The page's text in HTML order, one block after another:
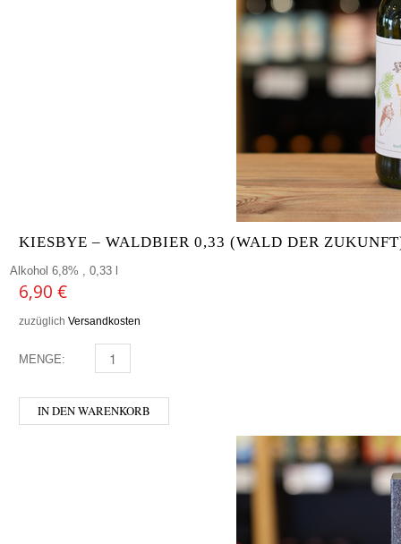
KIESBYE – WALDBIER 0,33 (WALD DER
Alkohol 6,8% , 0,33 l
6,90 €
zuzüglich Versandkosten
MENGE: KIESBYE - WALDBIER 0,33 (WALD DER ZUKUNFT)
IN DEN WARENKORB